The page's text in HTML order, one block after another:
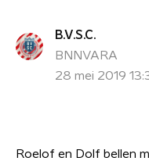
B.V.S.C.
BNNVARA
28 mei 2019
Roelof en Dolf bellen